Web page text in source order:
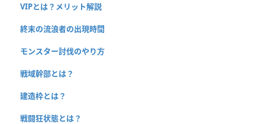
VIPとは？メリット解説
終末の流浪者の出現時間
モンスター討伐のやり方
戦域幹部とは？
建造枠とは？
戦闘狂状態とは？